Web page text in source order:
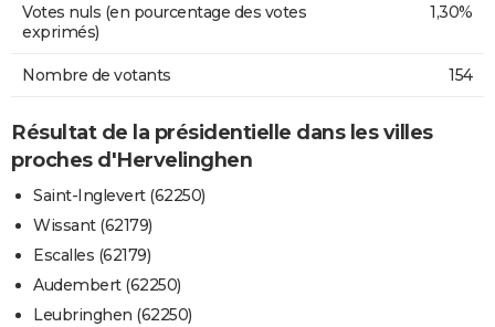
Votes nuls (en pourcentage des votes
exprimés)
1,30%
Nombre de votants 154
Résultat de la présidentielle dans les villes
proches d'Hervelinghen
Saint-Inglevert (62250)
Wissant (62179)
Escalles (62179)
Audembert (62250)
Leubringhen (62250)